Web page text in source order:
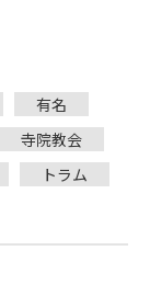
有名
寺院教会
トラム